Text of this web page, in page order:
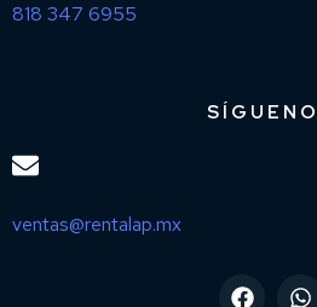
818 347 6955
ventas@rentalap.mx